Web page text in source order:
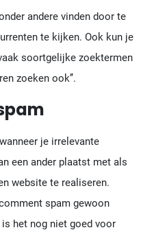
andere vinden door te
te kijken. Ook kun je
soortgelijke zoektermen
zoeken ook’’.
je irrelevante
een ander plaatst met als
website te realiseren.
spam gewoon
het nog niet goed voor